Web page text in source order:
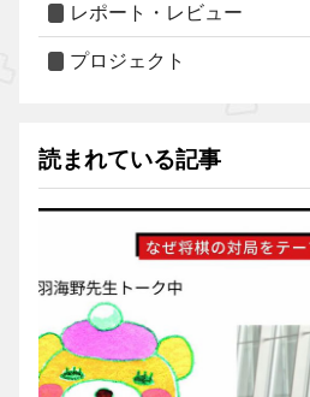
レポート・レビュー
プロジェクト
読まれている記事